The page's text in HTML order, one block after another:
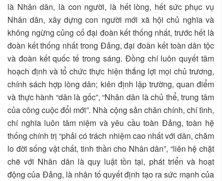
là Nhân dân, là con người, là hết lòng, hết sức phục vụ
Nhân dân, xây dựng con người mới xã hội chủ nghĩa và
không ngừng củng cố đại đoàn kết thống nhất, trước hết là
đoàn kết thống nhất trong Đảng, đại đoàn kết toàn dân tộc
và đoàn kết quốc tế trong sáng. Đồng chí luôn quyết tâm
hoạch định và tổ chức thực hiện thắng lợi mọi chủ trương,
chính sách hợp lòng dân; kiên định lập trường, quan điểm
và thực hành “dân là gốc”, “Nhân dân là chủ thể, trung tâm
của công cuộc đổi mới”. Nhà cộng sản chân chính, chí tình,
chí nghĩa luôn tâm niệm và yêu cầu toàn Đảng, toàn hệ
thống chính trị “phải có trách nhiệm cao nhất với dân, chăm
lo đời sống vật chất, tinh thần cho Nhân dân”, “liên hệ chặt
chẽ với Nhân dân là quy luật tồn tại, phát triển và hoạt
động của Đảng, là nhân tố quyết định tạo ra sức mạnh của